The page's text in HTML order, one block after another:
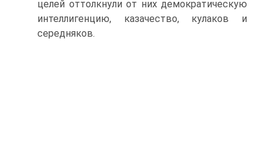
целей оттолкнули от них демократическую
интеллигенцию, казачество, кулаков и
середняков.